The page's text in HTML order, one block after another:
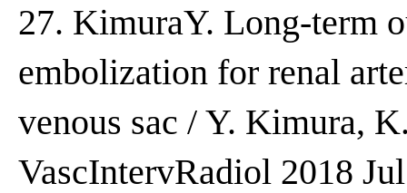
27. KimuraY. Long-term
embolization for renal
venous sac / Y. Kimura,
VascIntervRadiol 2018